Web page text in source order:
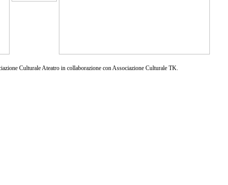
Culturale Ateatro in collaborazione con Associazione Culturale TK.